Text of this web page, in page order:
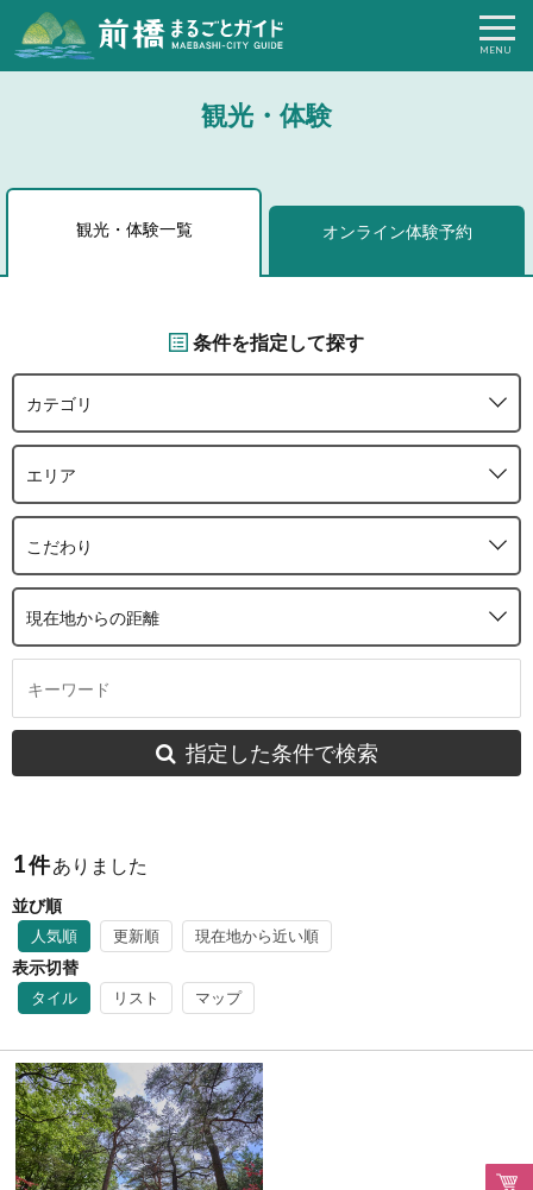
観光・体験
観光・体験一覧 オンライン体験予約
条件を指定して探す
カテゴリ
エリア
こだわり
現在地からの距離
指定した条件で検索
1件ありました
並び順
人気順 更新順 現在地から近い順
表示切替
タイル リスト マップ